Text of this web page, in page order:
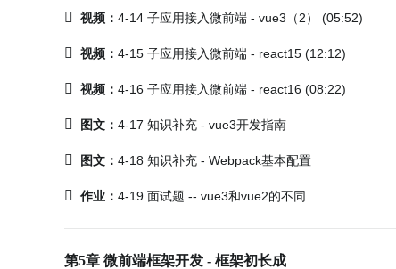
视频： 4-14 子应用接入微前端 - vue3（2） (05:52)
视频： 4-15 子应用接入微前端 - react15 (12:12)
视频： 4-16 子应用接入微前端 - react16 (08:22)
图文： 4-17 知识补充 - vue3开发指南
图文： 4-18 知识补充 - Webpack基本配置
作业： 4-19 面试题 -- vue3和vue2的不同
第5章 微前端框架开发 - 框架初长成